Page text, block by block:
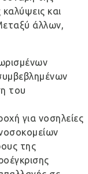
και
άλλων,
του
για νοσηλείες
της